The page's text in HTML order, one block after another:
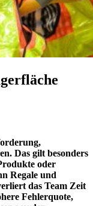
Das gilt besonders
oder
Regale und
das Team Zeit
Fehlerquote,